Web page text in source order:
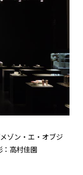
ゾン・エ・オブジ
高村佳園